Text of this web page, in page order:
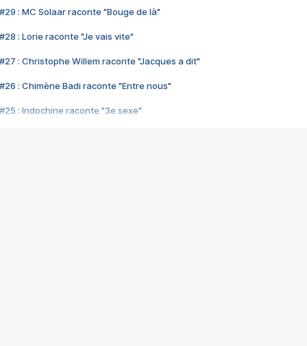
#29 : MC Solaar raconte "Bouge de là"
#28 : Lorie raconte "Je vais vite"
#27 : Christophe Willem raconte "Jacques a dit"
#26 : Chimène Badi raconte "Entre nous"
#25 : Indochine raconte "3e sexe"